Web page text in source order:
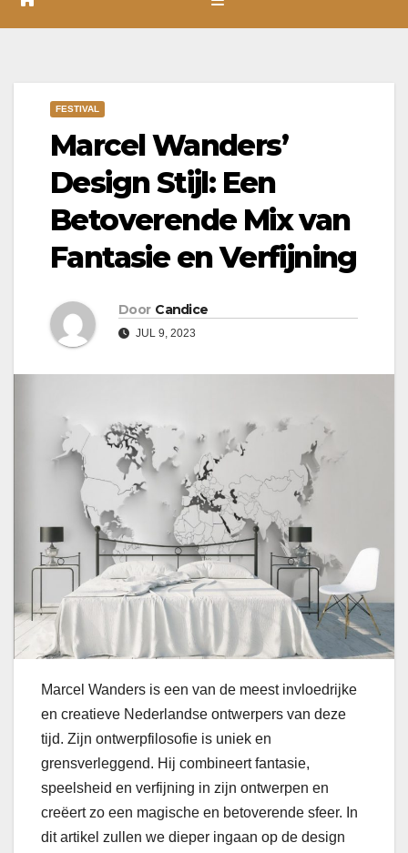
FESTIVAL
Marcel Wanders’
Design Stijl: Een
Betoverende Mix van
Fantasie en Verfijning
Door Candice
JUL 9, 2023
Marcel Wanders is een van de meest invloedrijke
en creatieve Nederlandse ontwerpers van deze
tijd. Zijn ontwerpfilosofie is uniek en
grensverleggend. Hij combineert fantasie,
speelsheid en verfijning in zijn ontwerpen en
creëert zo een magische en betoverende sfeer. In
dit artikel zullen we dieper ingaan op de design